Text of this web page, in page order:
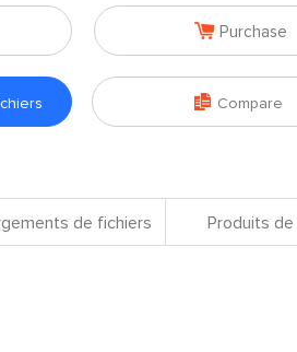
 Purchase
 Compare
de fichiers Produits de